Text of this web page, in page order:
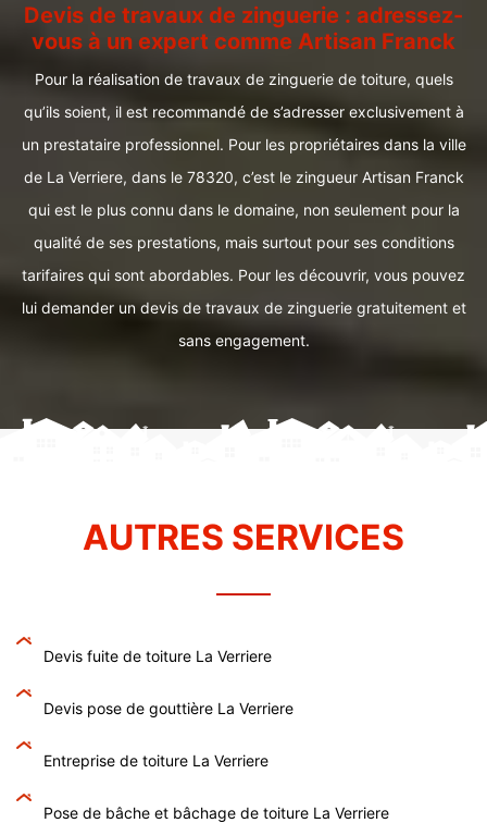
Devis de travaux de zinguerie : adressez-
vous à un expert comme Artisan Franck
Pour la réalisation de travaux de zinguerie de toiture, quels
qu’ils soient, il est recommandé de s’adresser exclusivement à
un prestataire professionnel. Pour les propriétaires dans la ville
de La Verriere, dans le 78320, c’est le zingueur Artisan Franck
qui est le plus connu dans le domaine, non seulement pour la
qualité de ses prestations, mais surtout pour ses conditions
tarifaires qui sont abordables. Pour les découvrir, vous pouvez
lui demander un devis de travaux de zinguerie gratuitement et
sans engagement.
AUTRES SERVICES
Devis fuite de toiture La Verriere
Devis pose de gouttière La Verriere
Entreprise de toiture La Verriere
Pose de bâche et bâchage de toiture La Verriere